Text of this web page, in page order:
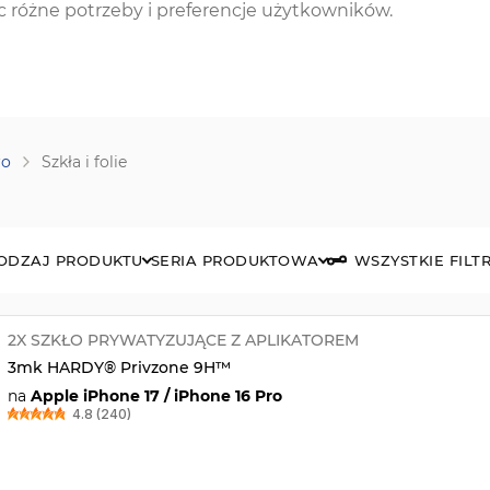
różne potrzeby i preferencje użytkowników.
Szkła i folie
PRODUKTU SERIA PRODUKTOWA WSZYSTKIE
2X SZKŁO PRYWATYZUJĄCE Z APLIKATOREM
3mk HARDY® Privzone 9H™
na Apple iPhone 17 / iPhone 16 Pro
4.8 (240)